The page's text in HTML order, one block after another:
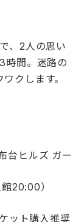
、2人の思い
時間。迷路の
クします。
台ヒルズ ガー
20:00）
ット購入推奨